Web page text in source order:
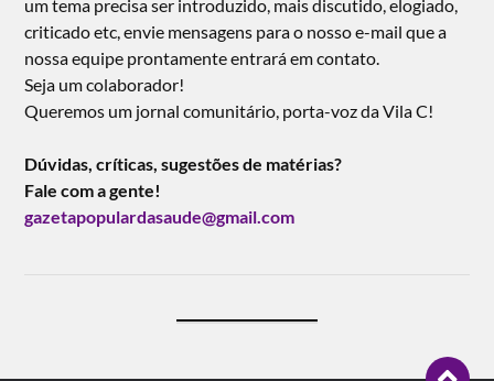
um tema precisa ser introduzido, mais discutido, elogiado,
criticado etc, envie mensagens para o nosso e-mail que a
nossa equipe prontamente entrará em contato.
Seja um colaborador!
Queremos um jornal comunitário, porta-voz da Vila C!
Dúvidas, críticas, sugestões de matérias?
Fale com a gente!
gazetapopulardasaude@gmail.com